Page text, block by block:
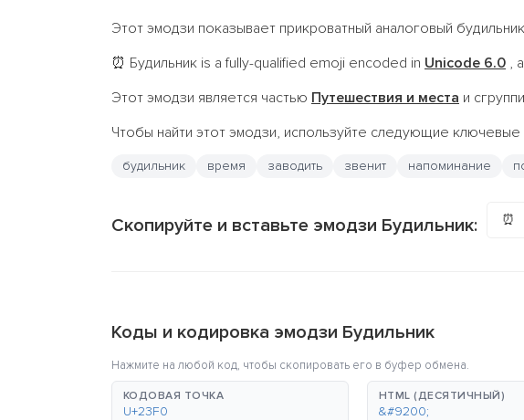
Этот эмодзи показывает прикроватный аналоговый
⏰ Будильник is a fully-qualified emoji encoded in Unicode 6.0 ,
Этот эмодзи является частью Путешествия и места и
Чтобы найти этот эмодзи, используйте следующие ключевые
будильник время заводить звенит напоминание
Скопируйте и вставьте эмодзи Будильник: ⏰
Коды и кодировка эмодзи Будильник
Нажмите на любой код, чтобы скопировать его в буфер обмена.
КОДОВАЯ ТОЧКА
U+23F0
HTML (ДЕСЯТИЧНЫЙ)
&#9200;